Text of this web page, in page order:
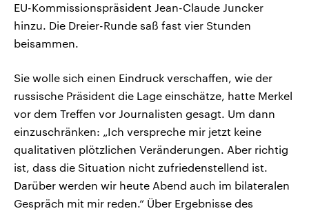
EU-Kommissionspräsident Jean-Claude Juncker
hinzu. Die Dreier-Runde saß fast vier Stunden
beisammen.
Sie wolle sich einen Eindruck verschaffen, wie der
russische Präsident die Lage einschätze, hatte Merkel
vor dem Treffen vor Journalisten gesagt. Um dann
einzuschränken: „Ich verspreche mir jetzt keine
qualitativen plötzlichen Veränderungen. Aber richtig
ist, dass die Situation nicht zufriedenstellend ist.
Darüber werden wir heute Abend auch im bilateralen
Gespräch mit mir reden.“ Über Ergebnisse des